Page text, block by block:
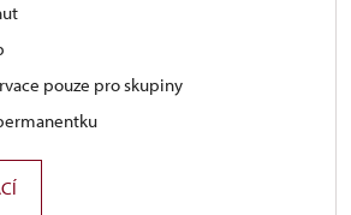
pouze pro skupiny